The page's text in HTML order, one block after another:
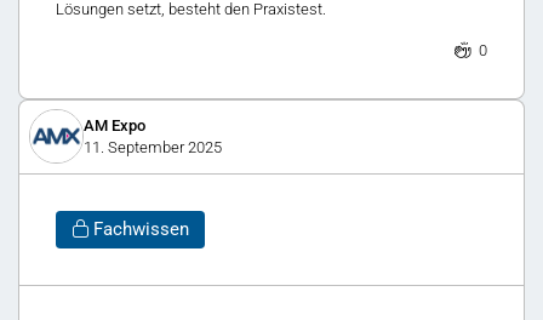
Lösungen setzt, besteht den Praxistest.
0
AM Expo
11. September 2025
Fachwissen